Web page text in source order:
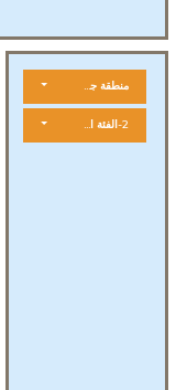
منطقة جغرافية
2-الفئة العمرية الخماسية